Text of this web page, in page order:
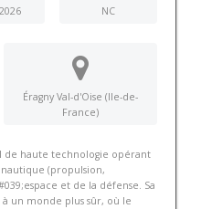
NC
Éragny Val-d'Oise (Ile-de-
France)
de haute technologie opérant
(propulsion,
et de la défense. Sa
un monde plus sûr, où le